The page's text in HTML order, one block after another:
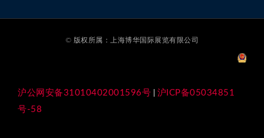
© 版权所属：上海博华国际展览有限公司
沪公网安备31010402001596号
沪ICP备05034851
号-58